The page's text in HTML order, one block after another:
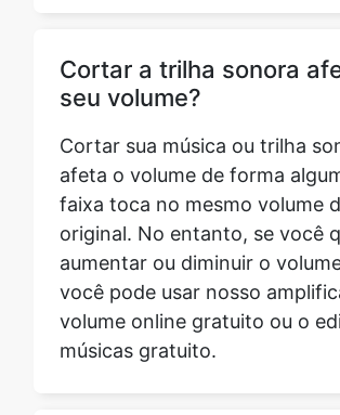
afeta o volume de forma
faixa toca no mesmo volume
original. No entanto, se você
aumentar ou diminuir o volume
você pode usar nosso
volume online gratuito ou o
músicas gratuito.
Como fazer o upload do